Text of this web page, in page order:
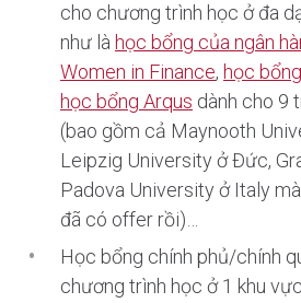
cho chương trình học ở đa
như là học bổng của ngân
Women in Finance, học
học bổng Arqus dành cho 9
(bao gồm cả Maynooth
Leipzig University ở Đức,
Padova University ở Italy
đã có offer rồi)…
Học bổng chính phủ/chính
chương trình học ở 1 khu